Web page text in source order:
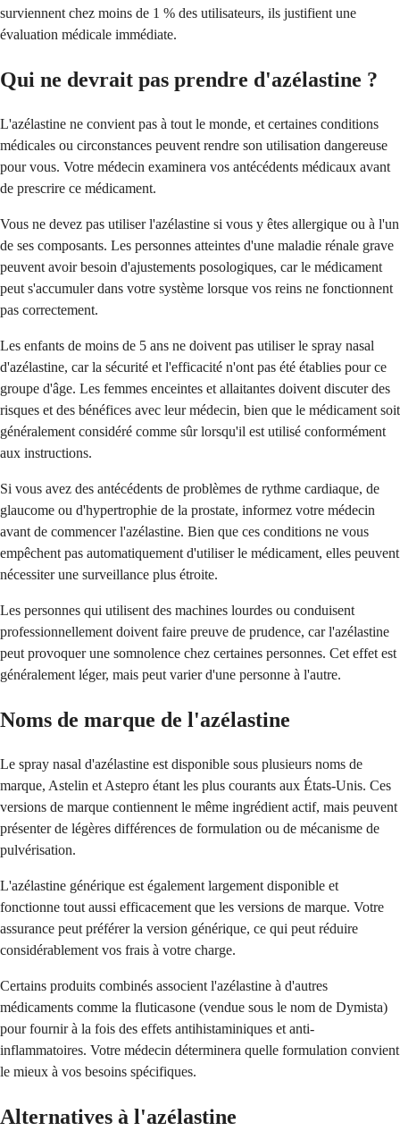
surviennent chez moins de 1 % des utilisateurs, ils justifient une
évaluation médicale immédiate.
Qui ne devrait pas prendre d'azélastine ?
L'azélastine ne convient pas à tout le monde, et certaines conditions
médicales ou circonstances peuvent rendre son utilisation dangereuse
pour vous. Votre médecin examinera vos antécédents médicaux avant
de prescrire ce médicament.
Vous ne devez pas utiliser l'azélastine si vous y êtes allergique ou à l'un
de ses composants. Les personnes atteintes d'une maladie rénale grave
peuvent avoir besoin d'ajustements posologiques, car le médicament
peut s'accumuler dans votre système lorsque vos reins ne fonctionnent
pas correctement.
Les enfants de moins de 5 ans ne doivent pas utiliser le spray nasal
d'azélastine, car la sécurité et l'efficacité n'ont pas été établies pour ce
groupe d'âge. Les femmes enceintes et allaitantes doivent discuter des
risques et des bénéfices avec leur médecin, bien que le médicament soit
généralement considéré comme sûr lorsqu'il est utilisé conformément
aux instructions.
Si vous avez des antécédents de problèmes de rythme cardiaque, de
glaucome ou d'hypertrophie de la prostate, informez votre médecin
avant de commencer l'azélastine. Bien que ces conditions ne vous
empêchent pas automatiquement d'utiliser le médicament, elles peuvent
nécessiter une surveillance plus étroite.
Les personnes qui utilisent des machines lourdes ou conduisent
professionnellement doivent faire preuve de prudence, car l'azélastine
peut provoquer une somnolence chez certaines personnes. Cet effet est
généralement léger, mais peut varier d'une personne à l'autre.
Noms de marque de l'azélastine
Le spray nasal d'azélastine est disponible sous plusieurs noms de
marque, Astelin et Astepro étant les plus courants aux États-Unis. Ces
versions de marque contiennent le même ingrédient actif, mais peuvent
présenter de légères différences de formulation ou de mécanisme de
pulvérisation.
L'azélastine générique est également largement disponible et
fonctionne tout aussi efficacement que les versions de marque. Votre
assurance peut préférer la version générique, ce qui peut réduire
considérablement vos frais à votre charge.
Certains produits combinés associent l'azélastine à d'autres
médicaments comme la fluticasone (vendue sous le nom de Dymista)
pour fournir à la fois des effets antihistaminiques et anti-
inflammatoires. Votre médecin déterminera quelle formulation convient
le mieux à vos besoins spécifiques.
Alternatives à l'azélastine